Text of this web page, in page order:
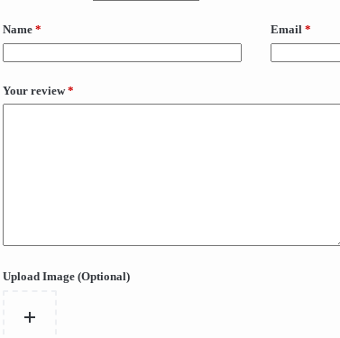
Name * Email *
Your review*
Upload Image (Optional)